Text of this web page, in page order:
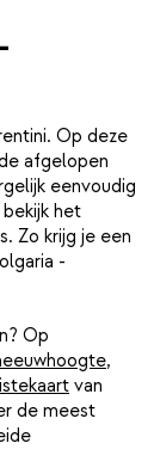
Op deze
afgelopen
eenvoudig
het
Zo krijg je een
-
Op
,
van
de meest